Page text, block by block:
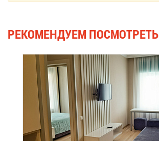
РЕ­КО­МЕН­ДУ­ЕМ ПО­СМОТ­РЕТЬ